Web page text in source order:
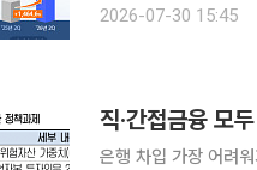
출은 지난해 같은 기
2026-07-30 15:45
직·간접금융 모
은행 차입 가장 어려